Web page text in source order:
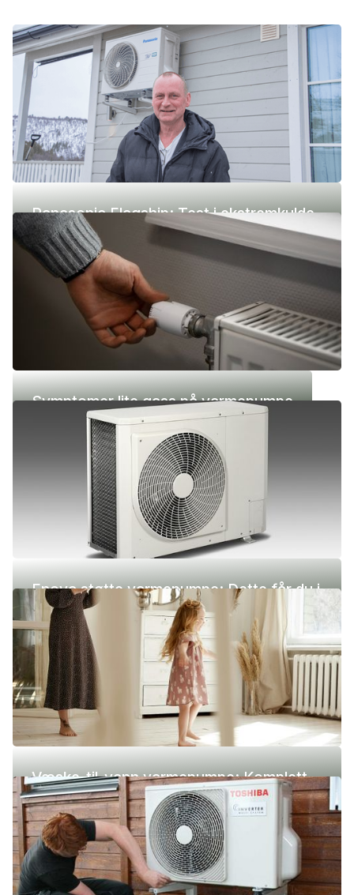
Panasonic Flagship: Test i ekstremkulde
(-42 °C)
Symptomer lite gass på varmepumpe
Enova støtte varmepumpe: Dette får du i
2026
Væske-til-vann varmepumpe: Komplett
guide (pris, fordeler og ulemper)